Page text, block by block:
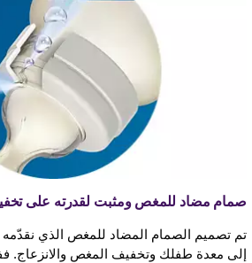
صمام مضاد للمغص ومثبت لقدرته على
تم تصميم الصمام المضاد للمغص الذي نقدّمه
إلى معدة طفلك وتخفيف المغص والانزعاج.